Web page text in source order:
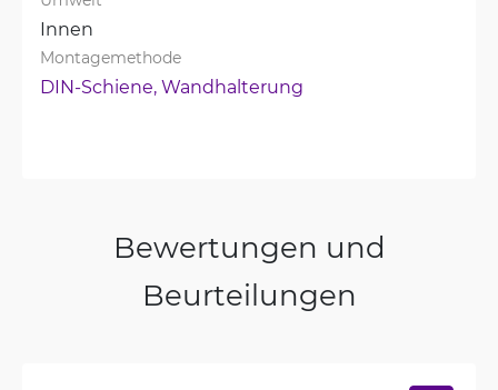
Innen
Montagemethode
DIN-Schiene, Wandhalterung
Bewertungen und
Beurteilungen